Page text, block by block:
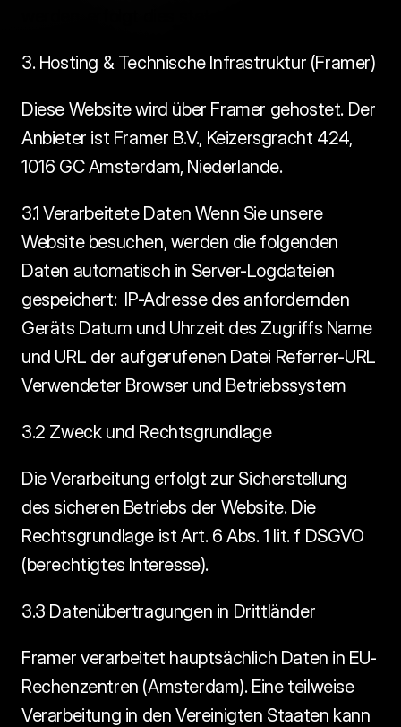
3. Hosting & Technische Infrastruktur (Framer)
Diese Website wird über Framer gehostet. Der
Anbieter ist Framer B.V., Keizersgracht 424,
1016 GC Amsterdam, Niederlande.
3.1 Verarbeitete Daten Wenn Sie unsere
Website besuchen, werden die folgenden
Daten automatisch in Server-Logdateien
gespeichert:  IP-Adresse des anfordernden
Geräts Datum und Uhrzeit des Zugriffs Name
und URL der aufgerufenen Datei Referrer-URL
Verwendeter Browser und Betriebssystem
3.2 Zweck und Rechtsgrundlage
Die Verarbeitung erfolgt zur Sicherstellung
des sicheren Betriebs der Website. Die
Rechtsgrundlage ist Art. 6 Abs. 1 lit. f DSGVO
(berechtigtes Interesse).
3.3 Datenübertragungen in Drittländer
Framer verarbeitet hauptsächlich Daten in EU-
Rechenzentren (Amsterdam). Eine teilweise
Verarbeitung in den Vereinigten Staaten kann